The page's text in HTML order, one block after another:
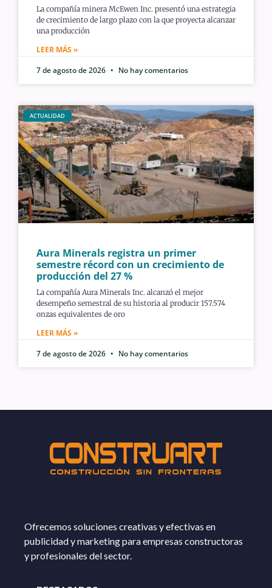
La compañía minera McEwen Inc. presentó una estrategia
de crecimiento de largo plazo con la que proyecta alcanzar
una producción
LEER MÁS »
7 de agosto de 2026
No hay comentarios
ACTUALIDAD
Aura Minerals registra un primer
semestre récord con un crecimiento de
producción del 27 %
La compañía Aura Minerals Inc. alcanzó el mejor
desempeño semestral de su historia al producir 157.574
onzas equivalentes de oro
LEER MÁS »
7 de agosto de 2026
No hay comentarios
Ofrecemos soluciones creativas y efectivas en
publicidad y marketing para empresas constructoras
y profesionales del sector.